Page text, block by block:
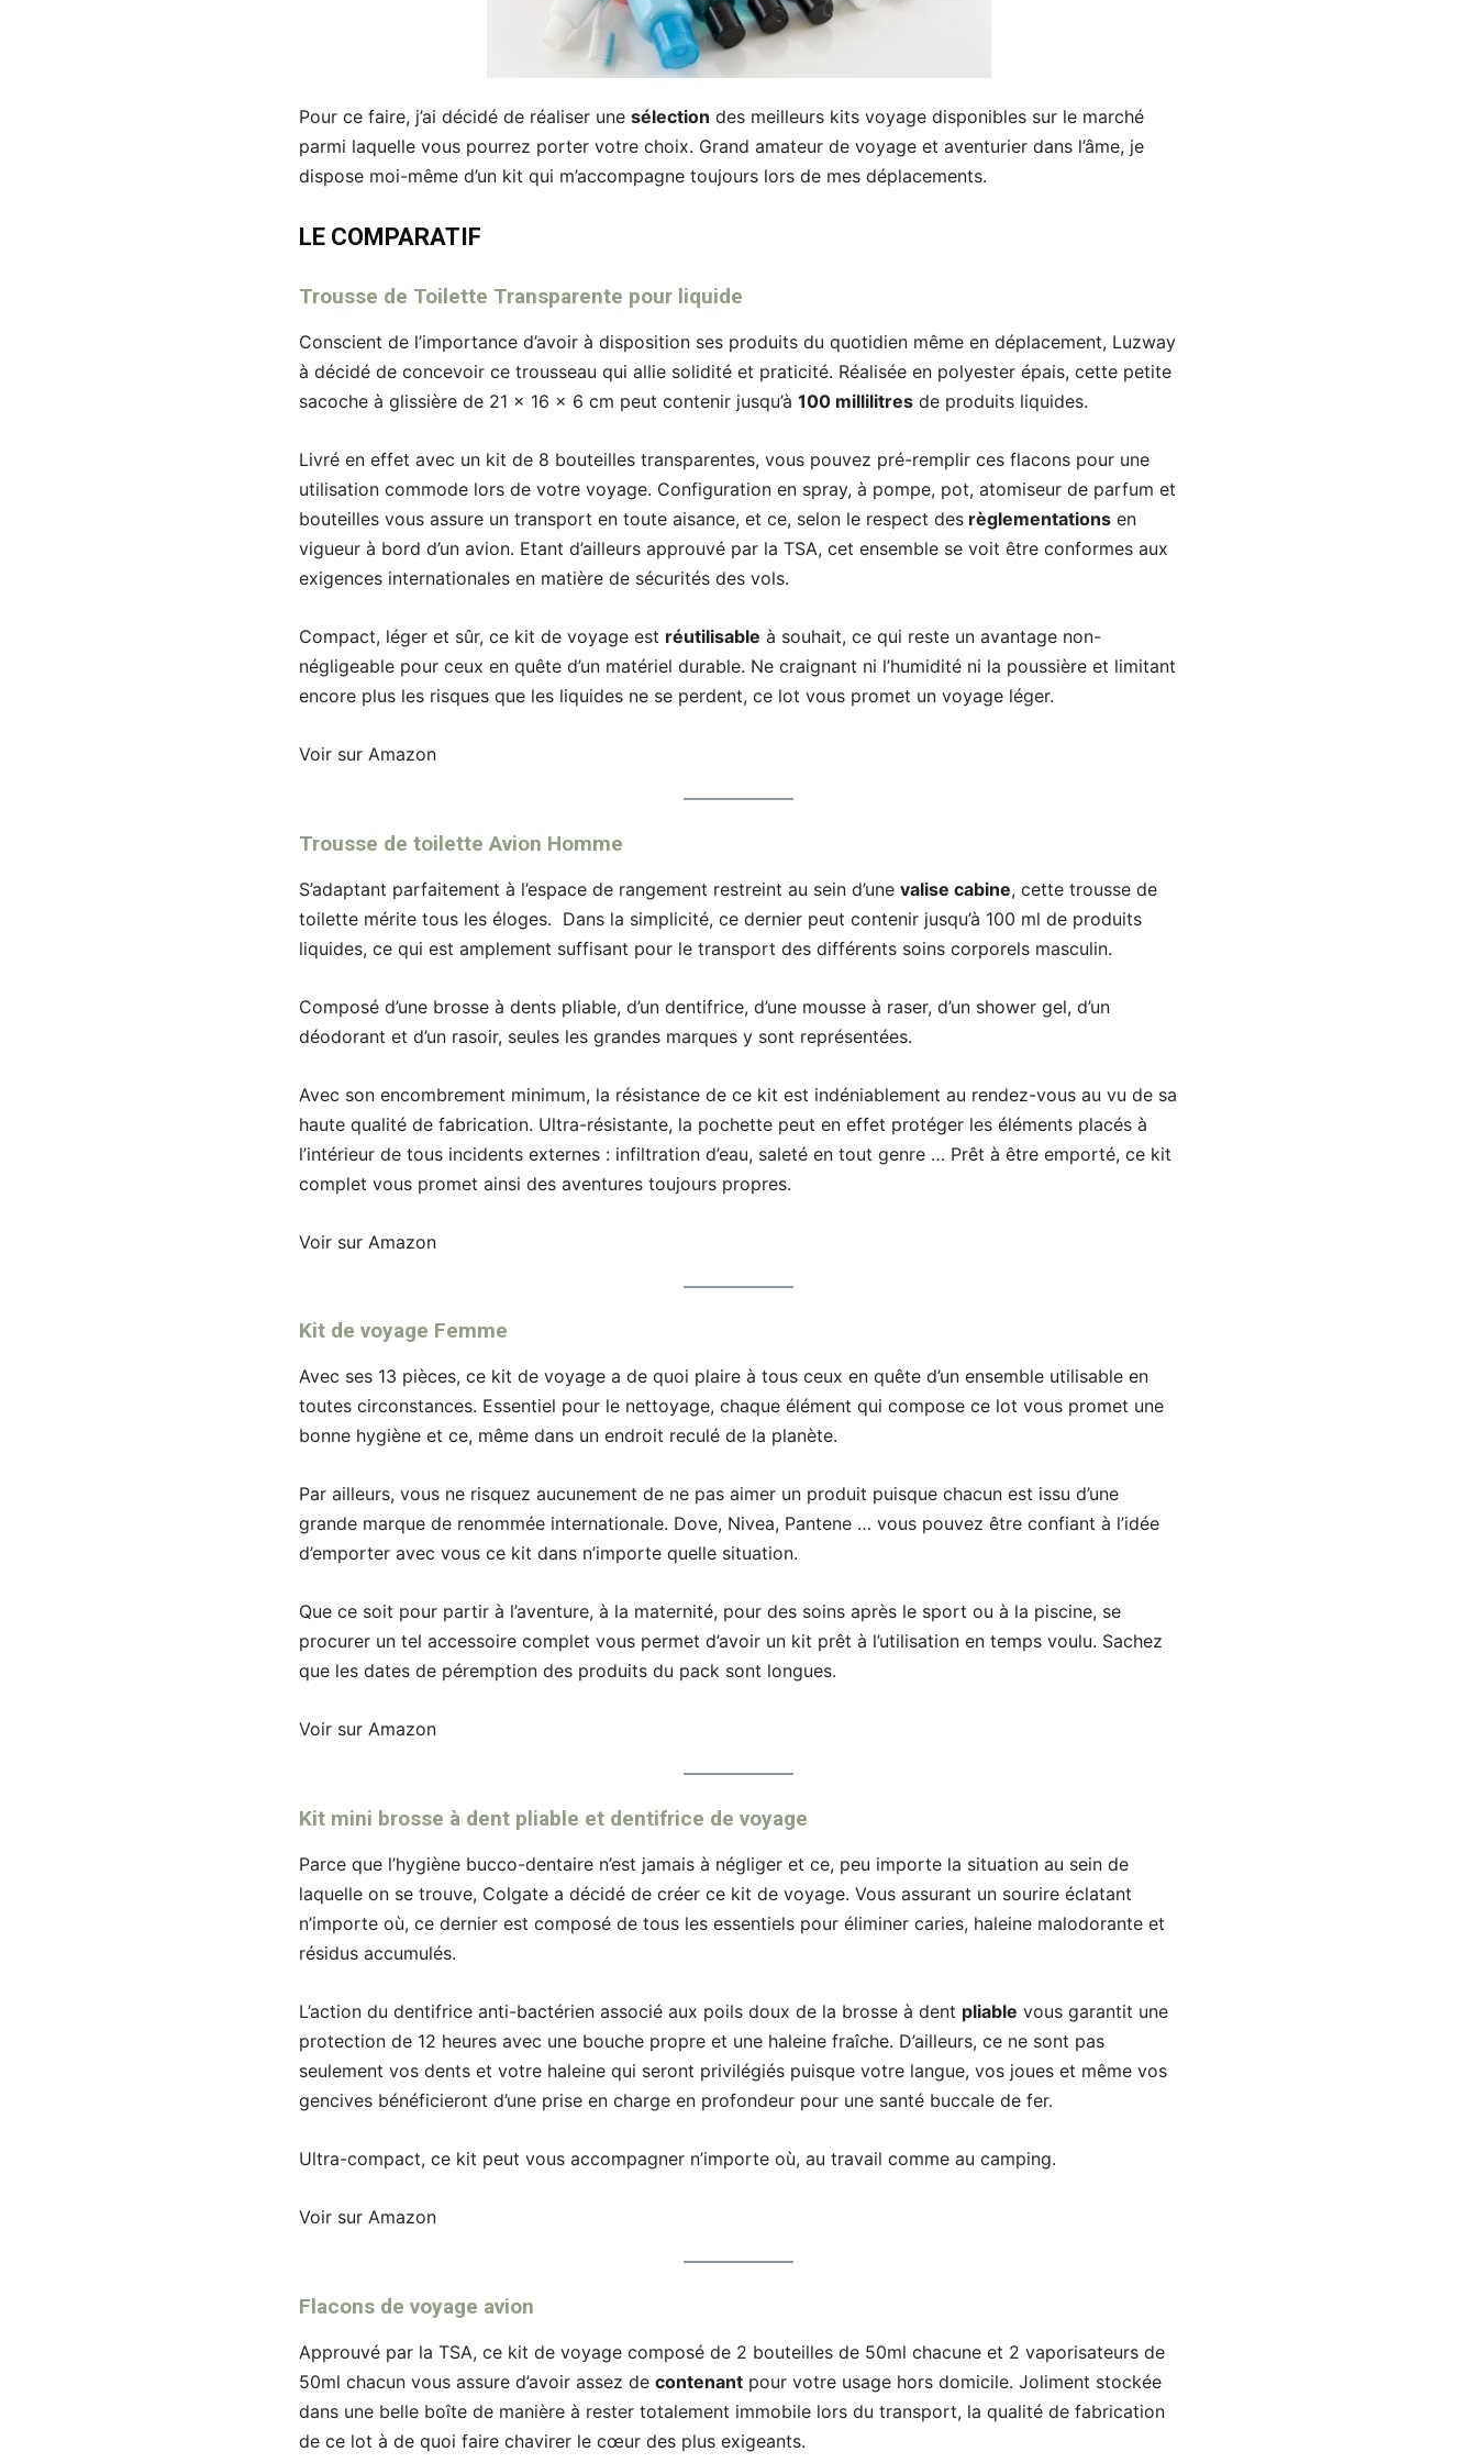
Pour ce faire, j’ai décidé de réaliser une sélection des meilleurs kits voyage disponibles sur le marché
parmi laquelle vous pourrez porter votre choix. Grand amateur de voyage et aventurier dans l’âme, je
dispose moi-même d’un kit qui m’accompagne toujours lors de mes déplacements.
LE COMPARATIF
Trousse de Toilette Transparente pour liquide
Conscient de l’importance d’avoir à disposition ses produits du quotidien même en déplacement, Luzway
à décidé de concevoir ce trousseau qui allie solidité et praticité. Réalisée en polyester épais, cette petite
sacoche à glissière de 21 x 16 x 6 cm peut contenir jusqu’à 100 millilitres de produits liquides.
Livré en effet avec un kit de 8 bouteilles transparentes, vous pouvez pré-remplir ces flacons pour une
utilisation commode lors de votre voyage. Configuration en spray, à pompe, pot, atomiseur de parfum et
bouteilles vous assure un transport en toute aisance, et ce, selon le respect des règlementations en
vigueur à bord d’un avion. Etant d’ailleurs approuvé par la TSA, cet ensemble se voit être conformes aux
exigences internationales en matière de sécurités des vols.
Compact, léger et sûr, ce kit de voyage est réutilisable à souhait, ce qui reste un avantage non-
négligeable pour ceux en quête d’un matériel durable. Ne craignant ni l’humidité ni la poussière et limitant
encore plus les risques que les liquides ne se perdent, ce lot vous promet un voyage léger.
Voir sur Amazon
Trousse de toilette Avion Homme
S’adaptant parfaitement à l’espace de rangement restreint au sein d’une valise cabine, cette trousse de
toilette mérite tous les éloges. Dans la simplicité, ce dernier peut contenir jusqu’à 100 ml de produits
liquides, ce qui est amplement suffisant pour le transport des différents soins corporels masculin.
Composé d’une brosse à dents pliable, d’un dentifrice, d’une mousse à raser, d’un shower gel, d’un
déodorant et d’un rasoir, seules les grandes marques y sont représentées.
Avec son encombrement minimum, la résistance de ce kit est indéniablement au rendez-vous au vu de sa
haute qualité de fabrication. Ultra-résistante, la pochette peut en effet protéger les éléments placés à
l’intérieur de tous incidents externes : infiltration d’eau, saleté en tout genre … Prêt à être emporté, ce kit
complet vous promet ainsi des aventures toujours propres.
Voir sur Amazon
Kit de voyage Femme
Avec ses 13 pièces, ce kit de voyage a de quoi plaire à tous ceux en quête d’un ensemble utilisable en
toutes circonstances. Essentiel pour le nettoyage, chaque élément qui compose ce lot vous promet une
bonne hygiène et ce, même dans un endroit reculé de la planète.
Par ailleurs, vous ne risquez aucunement de ne pas aimer un produit puisque chacun est issu d’une
grande marque de renommée internationale. Dove, Nivea, Pantene … vous pouvez être confiant à l’idée
d’emporter avec vous ce kit dans n’importe quelle situation.
Que ce soit pour partir à l’aventure, à la maternité, pour des soins après le sport ou à la piscine, se
procurer un tel accessoire complet vous permet d’avoir un kit prêt à l’utilisation en temps voulu. Sachez
que les dates de péremption des produits du pack sont longues.
Voir sur Amazon
Kit mini brosse à dent pliable et dentifrice de voyage
Parce que l’hygiène bucco-dentaire n’est jamais à négliger et ce, peu importe la situation au sein de
laquelle on se trouve, Colgate a décidé de créer ce kit de voyage. Vous assurant un sourire éclatant
n’importe où, ce dernier est composé de tous les essentiels pour éliminer caries, haleine malodorante et
résidus accumulés.
L’action du dentifrice anti-bactérien associé aux poils doux de la brosse à dent pliable vous garantit une
protection de 12 heures avec une bouche propre et une haleine fraîche. D’ailleurs, ce ne sont pas
seulement vos dents et votre haleine qui seront privilégiés puisque votre langue, vos joues et même vos
gencives bénéficieront d’une prise en charge en profondeur pour une santé buccale de fer.
Ultra-compact, ce kit peut vous accompagner n’importe où, au travail comme au camping.
Voir sur Amazon
Flacons de voyage avion
Approuvé par la TSA, ce kit de voyage composé de 2 bouteilles de 50ml chacune et 2 vaporisateurs de
50ml chacun vous assure d’avoir assez de contenant pour votre usage hors domicile. Joliment stockée
dans une belle boîte de manière à rester totalement immobile lors du transport, la qualité de fabrication
de ce lot à de quoi faire chavirer le cœur des plus exigeants.